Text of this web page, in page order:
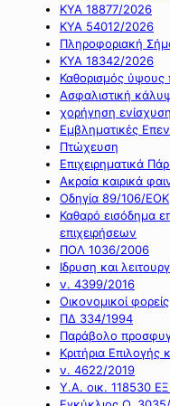
ΚΥΑ 18877/2026
ΚΥΑ 54012/2026
Πληροφοριακή
ΚΥΑ 18342/2026
Καθορισμός ύψους
Ασφαλιστική
χορήγηση
Εμβληματικές
Πτώχευση
Επιχειρηματικά
Ακραία καιρικά
Οδηγία 89/106/ΕΟΚ
Καθαρό εισόδημα
επιχειρήσεων
ΠΟΛ 1036/2006
Ιδρυση και
ν. 4399/2016
Οικονομικοί φορείς
ΠΔ 334/1994
Παράβολο
Κριτήρια Επιλογής
ν. 4622/2019
Υ.Α. οικ. 118530